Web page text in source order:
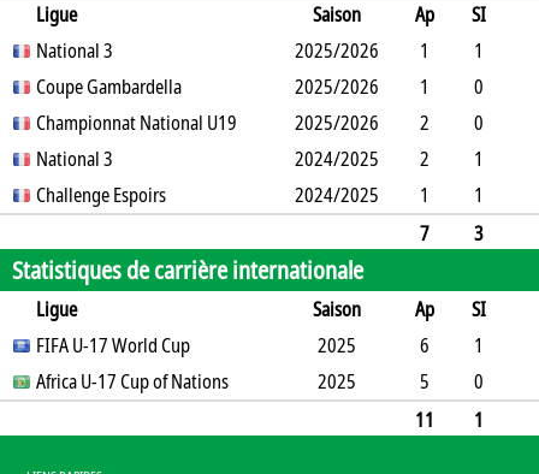
Ligue Saison Ap
SI
SO
B 2J CR Min
National 3 2025/2026 1
1
0
1 0 0 0 37
Coupe Gambardella 2025/2026 1
0
0
0 0 0 0 90
Championnat National U19 2025/2026 2
0
1
0 0 0 148
National 3 2024/2025 2
1
1
1 0 0 0 78
Challenge Espoirs 2024/2025 1
1
7
3
2
3 0 0 2 0 0
Statistiques de carrière internationale
Ligue Saison Ap
SI
SO
B B CR Min
FIFA U-17 World Cup 2025 6
1
4
1 1 0 0 416
Africa U-17 Cup of Nations 2025 5
0
41011
1